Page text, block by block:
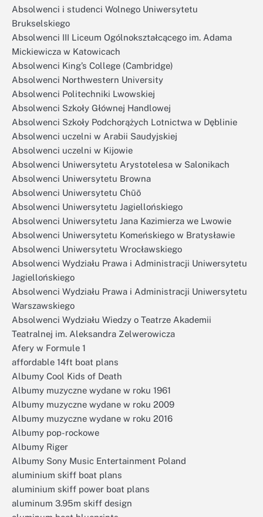
Absolwenci i studenci Wolnego Uniwersytetu
Brukselskiego
Absolwenci III Liceum Ogólnokształcącego im. Adama
Mickiewicza w Katowicach
Absolwenci King’s College (Cambridge)
Absolwenci Northwestern University
Absolwenci Politechniki Lwowskiej
Absolwenci Szkoły Głównej Handlowej
Absolwenci Szkoły Podchorążych Lotnictwa w Dęblinie
Absolwenci uczelni w Arabii Saudyjskiej
Absolwenci uczelni w Kijowie
Absolwenci Uniwersytetu Arystotelesa w Salonikach
Absolwenci Uniwersytetu Browna
Absolwenci Uniwersytetu Chūō
Absolwenci Uniwersytetu Jagiellońskiego
Absolwenci Uniwersytetu Jana Kazimierza we Lwowie
Absolwenci Uniwersytetu Komeńskiego w Bratysławie
Absolwenci Uniwersytetu Wrocławskiego
Absolwenci Wydziału Prawa i Administracji Uniwersytetu
Jagiellońskiego
Absolwenci Wydziału Prawa i Administracji Uniwersytetu
Warszawskiego
Absolwenci Wydziału Wiedzy o Teatrze Akademii
Teatralnej im. Aleksandra Zelwerowicza
Afery w Formule 1
affordable 14ft boat plans
Albumy Cool Kids of Death
Albumy muzyczne wydane w roku 1961
Albumy muzyczne wydane w roku 2009
Albumy muzyczne wydane w roku 2016
Albumy pop-rockowe
Albumy Riger
Albumy Sony Music Entertainment Poland
aluminium skiff boat plans
aluminium skiff power boat plans
aluminum 3.95m skiff design